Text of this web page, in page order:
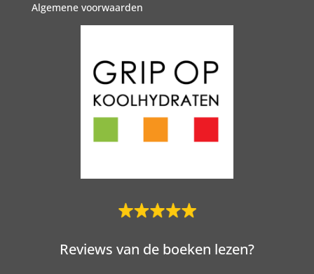
Algemene voorwaarden
Reviews van de boeken lezen?